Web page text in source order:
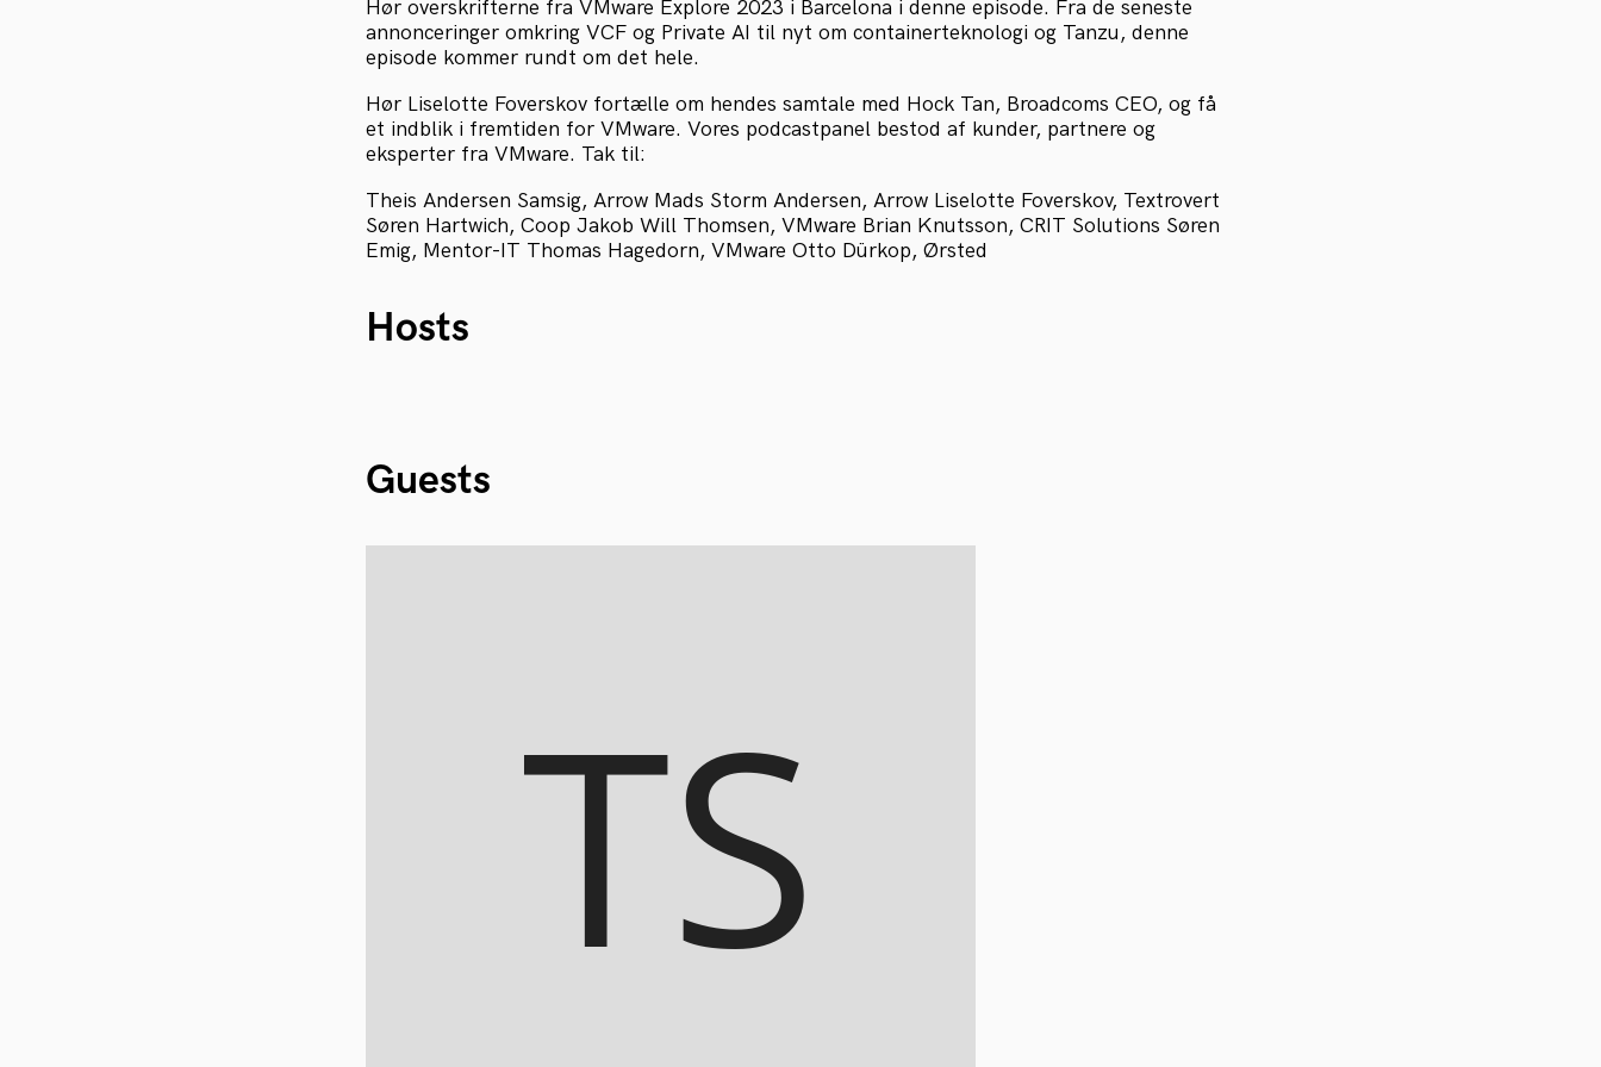
Hør overskrifterne fra VMware Explore 2023 i Barcelona i denne episode. Fra de seneste
annonceringer omkring VCF og Private AI til nyt om containerteknologi og Tanzu, denne
episode kommer rundt om det hele.
Hør Liselotte Foverskov fortælle om hendes samtale med Hock Tan, Broadcoms CEO, og få
et indblik i fremtiden for VMware. Vores podcastpanel bestod af kunder, partnere og
eksperter fra VMware. Tak til:
Theis Andersen Samsig, Arrow Mads Storm Andersen, Arrow Liselotte Foverskov, Textrovert
Søren Hartwich, Coop Jakob Will Thomsen, VMware Brian Knutsson, CRIT Solutions Søren
Emig, Mentor-IT Thomas Hagedorn, VMware Otto Dürkop, Ørsted
Hosts
Guests